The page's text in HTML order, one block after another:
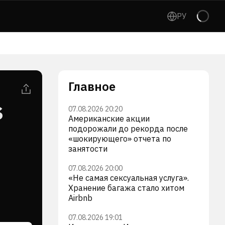
РУ
Главное
07.08.2026 20:20
Американские акции
подорожали до рекорда после
«шокирующего» отчета по
занятости
07.08.2026 20:00
«Не самая сексуальная услуга».
Хранение багажа стало хитом
Airbnb
07.08.2026 19:01